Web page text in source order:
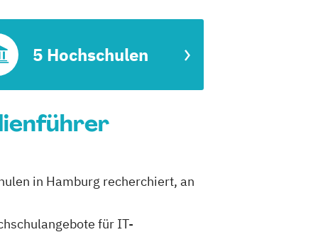
5 Hochschulen
in Hamburg recherchiert, an
für IT-